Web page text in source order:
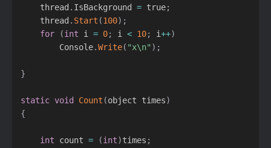
    thread
. IsBackground = true;
    thread
. Start (100) ;
for
(int i = 0; i < 10; i++)
        Console
.Write( "x\n" ) ;
}
static void Count (object times)
{
int count = (int)times ;